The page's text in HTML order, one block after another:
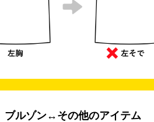
ブルゾン↔その他のアイテム